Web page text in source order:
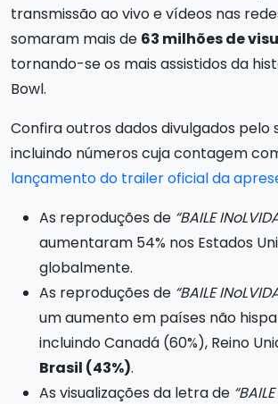
transmissão ao vivo e vídeos nas
somaram mais de 63 milhões de
tornando-se os mais assistidos da
Bowl.
Confira outros dados divulgados pelo
incluindo números cuja contagem
lançamento do trailer oficial da
As reproduções de “BAILE
aumentaram 54% nos Estados
globalmente.
As reproduções de “BAILE
um aumento em países não
incluindo Canadá (60%), Reino
Brasil (43%).
As visualizações da letra de